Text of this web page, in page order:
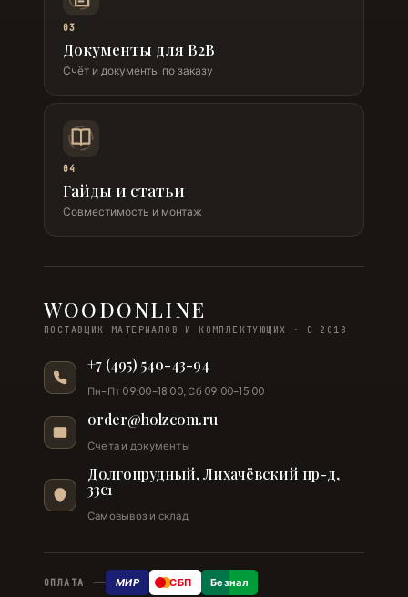
03
Документы для B2B
Счёт и документы по заказу
04
Гайды и статьи
Совместимость и монтаж
WOODONLINE
ПОСТАВЩИК МАТЕРИАЛОВ И КОМПЛЕКТУЮЩИХ · С 2018
+7 (495) 540-43-94
Пн–Пт 09:00–18:00, Сб 09:00–15:00
order@holzcom.ru
Счета и документы
Долгопрудный, Лихачёвский пр-д,
33с1
Самовывоз и склад
ОПЛАТА МИР СБП Безнал